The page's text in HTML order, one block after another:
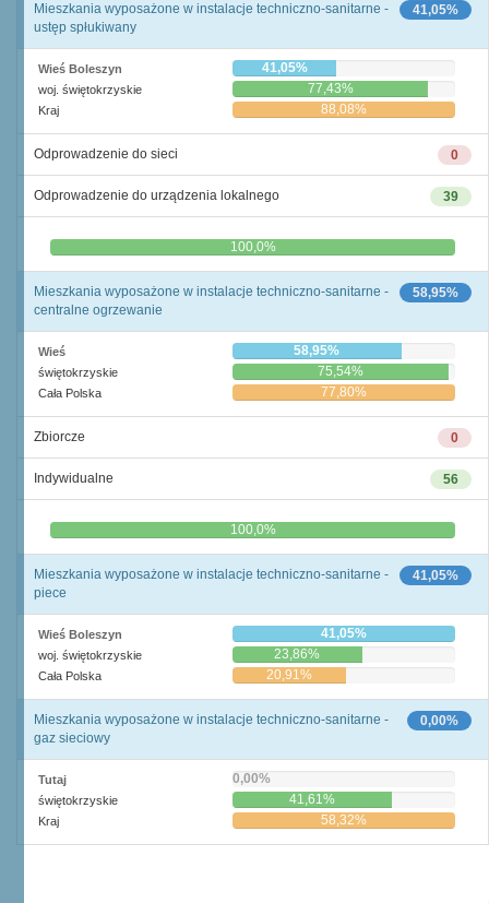
41,05%
Mieszkania wyposażone w instalacje techniczno-sanitarne -
ustęp spłukiwany
Wieś Boleszyn 41,05%
woj. świętokrzyskie 77,43%
Kraj 88,08%
0
Odprowadzenie do sieci
39
Odprowadzenie do urządzenia lokalnego
0,0% 100,0%
58,95%
Mieszkania wyposażone w instalacje techniczno-sanitarne -
centralne ogrzewanie
Wieś 58,95%
świętokrzyskie 75,54%
Cała Polska 77,80%
0
Zbiorcze
56
Indywidualne
0,0% 100,0%
41,05%
Mieszkania wyposażone w instalacje techniczno-sanitarne -
piece
Wieś Boleszyn 41,05%
woj. świętokrzyskie 23,86%
Cała Polska 20,91%
0,00%
Mieszkania wyposażone w instalacje techniczno-sanitarne -
gaz sieciowy
Tutaj 0,00%
świętokrzyskie 41,61%
Kraj 58,32%